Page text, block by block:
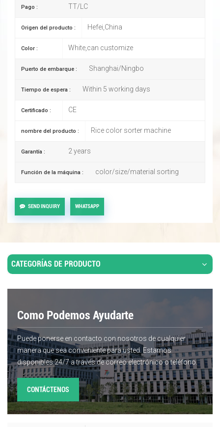
Pago : TT/LC
Origen del producto : Hefei,China
Color : White,can customize
Puerto de embarque : Shanghai/Ningbo
Tiempo de espera : Within 5 working days
Certificado : CE
nombre del producto : Rice color sorter machine
Garantía : 2 years
Función de la máquina : color/size/material sorting
SEND INQUIRY WHATSAPP
CATEGORÍAS DE PRODUCTO
Como Podemos Ayudarte
Puede ponerse en contacto con nosotros de cualquier
manera que sea conveniente para usted. Estamos
disponibles 24/7 a través de correo electrónico o teléfono.
CONTÁCTENOS